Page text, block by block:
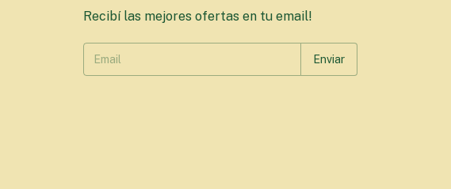
Recibí las mejores ofertas en tu email!